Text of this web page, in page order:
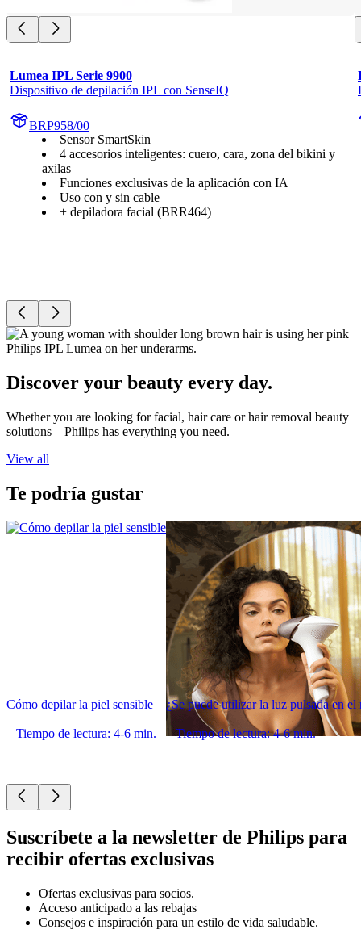
Lumea IPL Serie 9900
Dispositivo de depilación IPL con SenseIQ
BRP958/00
Sensor SmartSkin
4 accesorios inteligentes: cuero, cara, zona del bikini y
axilas
Funciones exclusivas de la aplicación con IA
Uso con y sin cable
+ depiladora facial (BRR464)
Discover your beauty every day.
Whether you are looking for facial, hair care or hair removal beauty
solutions – Philips has everything you need.
View all
Te podría gustar
Cómo depilar la piel sensible
Tiempo de lectura: 4-6 min.
¿Se puede utilizar la luz pulsada en el
Tiempo de lectura: 4-6 min.
Suscríbete a la newsletter de Philips para
recibir ofertas exclusivas
Ofertas exclusivas para socios.
Acceso anticipado a las rebajas
Consejos e inspiración para un estilo de vida saludable.